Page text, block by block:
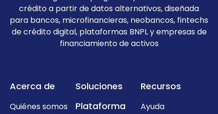
crédito a partir de datos alternativos, diseñada
para bancos, microfinancieras, neobancos, fintechs
de crédito digital, plataformas BNPL y empresas de
financiamiento de activos
Acerca de
Quiénes somos
Soluciones
Plataforma
Recursos
Ayuda